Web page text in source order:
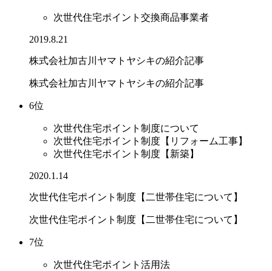
次世代住宅ポイント交換商品事業者
2019.8.21
株式会社加古川ヤマトヤシキの紹介記事
株式会社加古川ヤマトヤシキの紹介記事
6位
次世代住宅ポイント制度について
次世代住宅ポイント制度【リフォーム工事】
次世代住宅ポイント制度【新築】
2020.1.14
次世代住宅ポイント制度【二世帯住宅について】
次世代住宅ポイント制度【二世帯住宅について】
7位
次世代住宅ポイント活用法